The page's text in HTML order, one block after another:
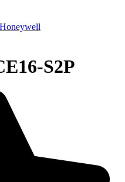
S2P